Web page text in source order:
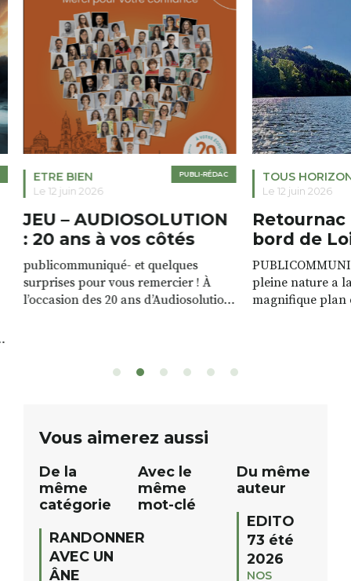
PUBLI-RÉDAC
ETRE BIEN
Le 12 juin 2026
JEU – AUDIOSOLUTION
: 20 ans à vos côtés
publicommuniqué- et quelques
surprises pour vous remercier ! À
l’occasion des 20 ans d’Audiosolution,
sont à gagner, sélectionnés auprès
12h à […]
TOUS
Le 12 juin 2026
Retournac
bord de
pleine nature a
magnifique plan
Vous aimerez aussi
De la
même
catégorie
RANDONNER
AVEC UN
ÂNE
Avec le
même
mot-clé
Du même
auteur
EDITO
73 été
2026
NOS